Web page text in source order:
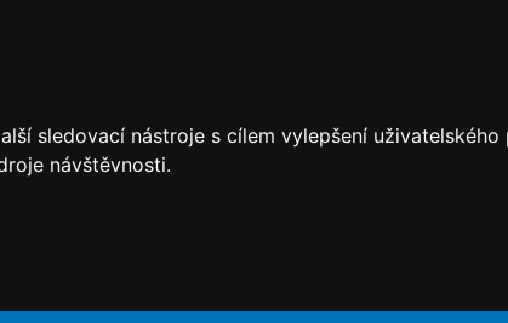
sledovací nástroje s cílem vylepšení
návštěvnosti.